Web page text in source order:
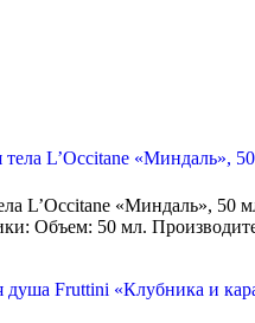
L’Occitane «Миндаль», 50
Объем: 50 мл.